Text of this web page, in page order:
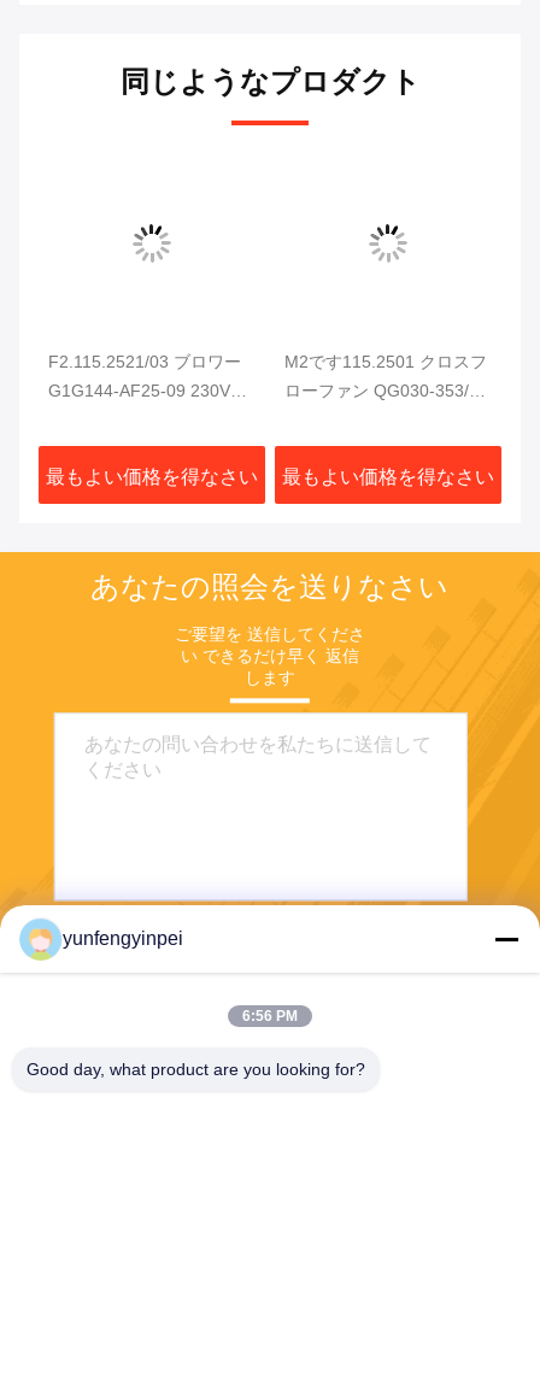
同じようなプロダクト
F2.115.2521/03 ブロワー
G1G144-AF25-09 230VAC
SM74 XL75 印刷機用
最もよい価格を得なさい
M2です115.2501 クロスフ
ローファン QG030-353/14
電気キャビネット冷却扇
最もよい価格を得なさい
あなたの照会を送りなさい
ご要望を 送信してくださ
い できるだけ早く 返信
します
yunfengyinpei
6:56 PM
Good day, what product are you looking for?